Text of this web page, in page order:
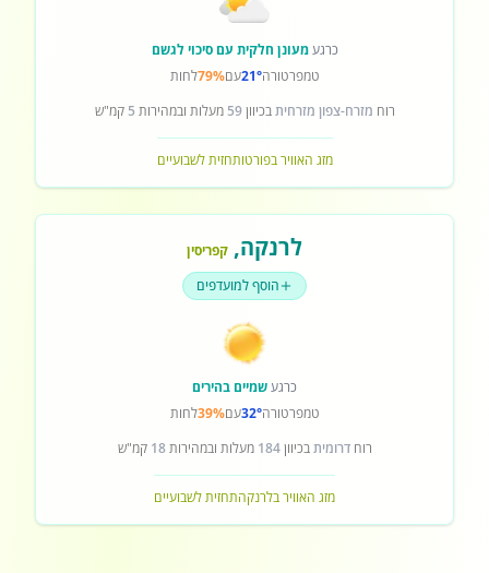
כרגעמעונן חלקית עם סיכוי לגשם
טמפרטורה21°עם79%לחות
רוח מזרח-צפון מזרחיתבכיוון59 מעלות ובמהירות 5 קמ"ש
מזג האוויר בפורטותחזית לשבועיים
לרנקה, קפריסין
הוסף למועדפים
כרגעשמיים בהירים
טמפרטורה32°עם39%לחות
רוחדרומיתבכיוון184 מעלות ובמהירות18 קמ"ש
מזג האוויר בלרנקהתחזית לשבועיים